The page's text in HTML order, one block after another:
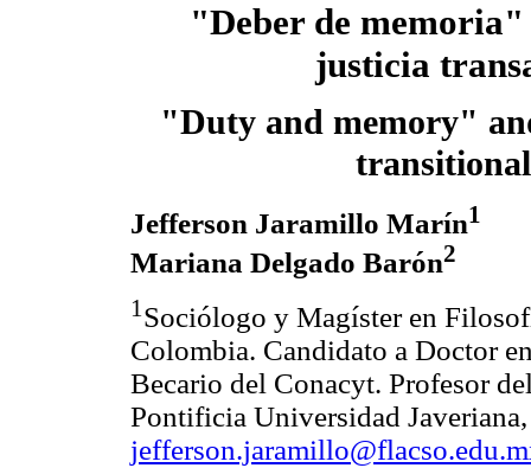
"Deber de
justicia
"Duty and memory"
Jefferson Jaramillo Marín1
Mariana Delgado Barón2
1 Sociólogo y Magíster en
Colombia. Candidato a Doctor
Becario del Conacyt. Profesor
Pontificia Universidad